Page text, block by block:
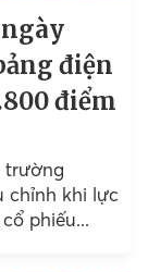
điện
điểm
trường
chỉnh khi lực
phiếu...